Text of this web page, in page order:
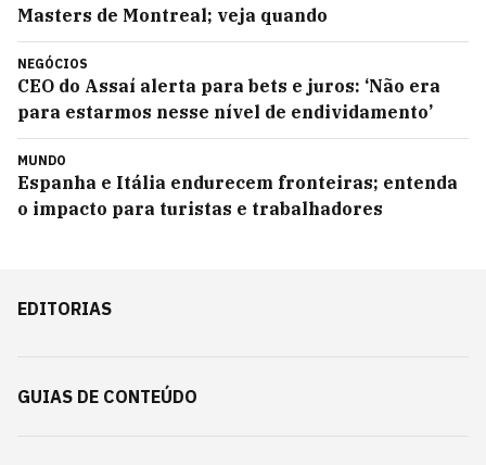
Masters de Montreal; veja quando
NEGÓCIOS
CEO do Assaí alerta para bets e juros: ‘Não era
para estarmos nesse nível de endividamento’
MUNDO
Espanha e Itália endurecem fronteiras; entenda
o impacto para turistas e trabalhadores
EDITORIAS
GUIAS DE CONTEÚDO